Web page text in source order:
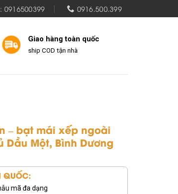
0916500399 0916.500.399
Giao hàng toàn quốc
ship COD tận nhà
– bạt mái xếp ngoài
Dầu Một, Bình Dương
QUỐC:
mã đa dạng